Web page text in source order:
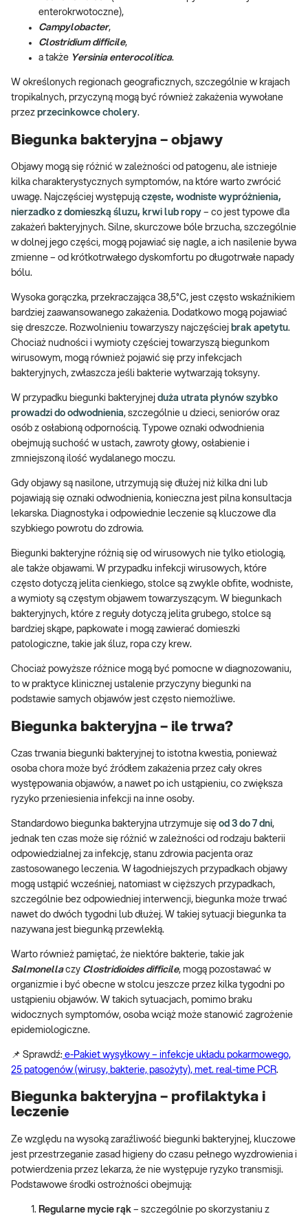
enterokrwotoczne),
Campylobacter,
Clostridium difficile,
a także Yersinia enterocolitica.
W określonych regionach geograficznych, szczególnie w krajach
tropikalnych, przyczyną mogą być również zakażenia wywołane
przez przecinkowce cholery.
Biegunka bakteryjna – objawy
Objawy mogą się różnić w zależności od patogenu, ale istnieje
kilka charakterystycznych symptomów, na które warto zwrócić
uwagę. Najczęściej występują częste, wodniste wypróżnienia,
nierzadko z domieszką śluzu, krwi lub ropy – co jest typowe dla
zakażeń bakteryjnych. Silne, skurczowe bóle brzucha, szczególnie
w dolnej jego części, mogą pojawiać się nagle, a ich nasilenie bywa
zmienne – od krótkotrwałego dyskomfortu po długotrwałe napady
bólu.
Wysoka gorączka, przekraczająca 38,5°C, jest często wskaźnikiem
bardziej zaawansowanego zakażenia. Dodatkowo mogą pojawiać
się dreszcze. Rozwolnieniu towarzyszy najczęściej brak apetytu.
Chociaż nudności i wymioty częściej towarzyszą biegunkom
wirusowym, mogą również pojawić się przy infekcjach
bakteryjnych, zwłaszcza jeśli bakterie wytwarzają toksyny.
W przypadku biegunki bakteryjnej duża utrata płynów szybko
prowadzi do odwodnienia, szczególnie u dzieci, seniorów oraz
osób z osłabioną odpornością. Typowe oznaki odwodnienia
obejmują suchość w ustach, zawroty głowy, osłabienie i
zmniejszoną ilość wydalanego moczu.
Gdy objawy są nasilone, utrzymują się dłużej niż kilka dni lub
pojawiają się oznaki odwodnienia, konieczna jest pilna konsultacja
lekarska. Diagnostyka i odpowiednie leczenie są kluczowe dla
szybkiego powrotu do zdrowia.
Biegunki bakteryjne różnią się od wirusowych nie tylko etiologią,
ale także objawami. W przypadku infekcji wirusowych, które
często dotyczą jelita cienkiego, stolce są zwykle obfite, wodniste,
a wymioty są częstym objawem towarzyszącym. W biegunkach
bakteryjnych, które z reguły dotyczą jelita grubego, stolce są
bardziej skąpe, papkowate i mogą zawierać domieszki
patologiczne, takie jak śluz, ropa czy krew.
Chociaż powyższe różnice mogą być pomocne w diagnozowaniu,
to w praktyce klinicznej ustalenie przyczyny biegunki na
podstawie samych objawów jest często niemożliwe.
Biegunka bakteryjna – ile trwa?
Czas trwania biegunki bakteryjnej to istotna kwestia, ponieważ
osoba chora może być źródłem zakażenia przez cały okres
występowania objawów, a nawet po ich ustąpieniu, co zwiększa
ryzyko przeniesienia infekcji na inne osoby.
Standardowo biegunka bakteryjna utrzymuje się od 3 do 7 dni,
jednak ten czas może się różnić w zależności od rodzaju bakterii
odpowiedzialnej za infekcję, stanu zdrowia pacjenta oraz
zastosowanego leczenia. W łagodniejszych przypadkach objawy
mogą ustąpić wcześniej, natomiast w cięższych przypadkach,
szczególnie bez odpowiedniej interwencji, biegunka może trwać
nawet do dwóch tygodni lub dłużej. W takiej sytuacji biegunka ta
nazywana jest biegunką przewlekłą.
Warto również pamiętać, że niektóre bakterie, takie jak
Salmonellaczy Clostridioides difficile, mogą pozostawać w
organizmie i być obecne w stolcu jeszcze przez kilka tygodni po
ustąpieniu objawów. W takich sytuacjach, pomimo braku
widocznych symptomów, osoba wciąż może stanowić zagrożenie
epidemiologiczne.
📌 Sprawdź: e-Pakiet wysyłkowy – infekcje układu pokarmowego,
25 patogenów (wirusy, bakterie, pasożyty), met. real-time PCR.
Biegunka bakteryjna – profilaktyka i
leczenie
Ze względu na wysoką zaraźliwość biegunki bakteryjnej, kluczowe
jest przestrzeganie zasad higieny do czasu pełnego wyzdrowienia i
potwierdzenia przez lekarza, że nie występuje ryzyko transmisji.
Podstawowe środki ostrożności obejmują:
Regularne mycie rąk – szczególnie po skorzystaniu z